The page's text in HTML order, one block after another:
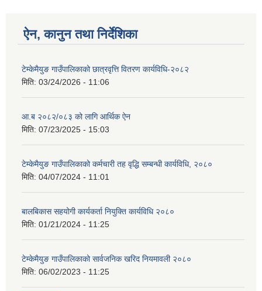
ऐन, कानुन तथा निर्देशिका
टेम्केमैयुङ गाउँपालिकाको छात्रवृत्ति वितरण कार्यविधि-२०८२
मिति: 03/24/2026 - 11:06
आ.ब २०८२/०८३ को लागि आर्थिक ऐन
मिति: 07/23/2025 - 15:03
टेम्केमैयुङ गाउँपालिकाको कर्मचारी तह वृद्धि सम्बन्धी कार्यविधि, २०८०
मिति: 04/07/2024 - 11:01
बालबिकास सहयोगी कार्यकर्ता नियुक्ति कार्यविधि २०८०
मिति: 01/21/2024 - 11:25
टेम्केमैयुङ गाउँपालिकाको सार्वजनिक खरिद नियमावली २०८०
मिति: 06/02/2023 - 11:25